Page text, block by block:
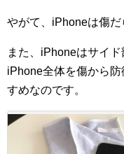
やがて、iPhoneは傷だ
また、iPhoneはサイド
iPhone全体を傷から
すめなのです。